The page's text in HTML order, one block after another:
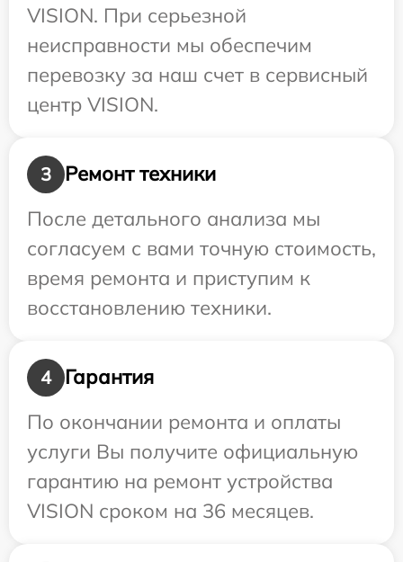
VISION. При серьезной
неисправности мы обеспечим
перевозку за наш счет в сервисный
центр VISION.
3
Ремонт техники
После детального анализа мы
согласуем с вами точную стоимость,
время ремонта и приступим к
восстановлению техники.
4
Гарантия
По окончании ремонта и оплаты
услуги Вы получите официальную
гарантию на ремонт устройства
VISION сроком на 36 месяцев.